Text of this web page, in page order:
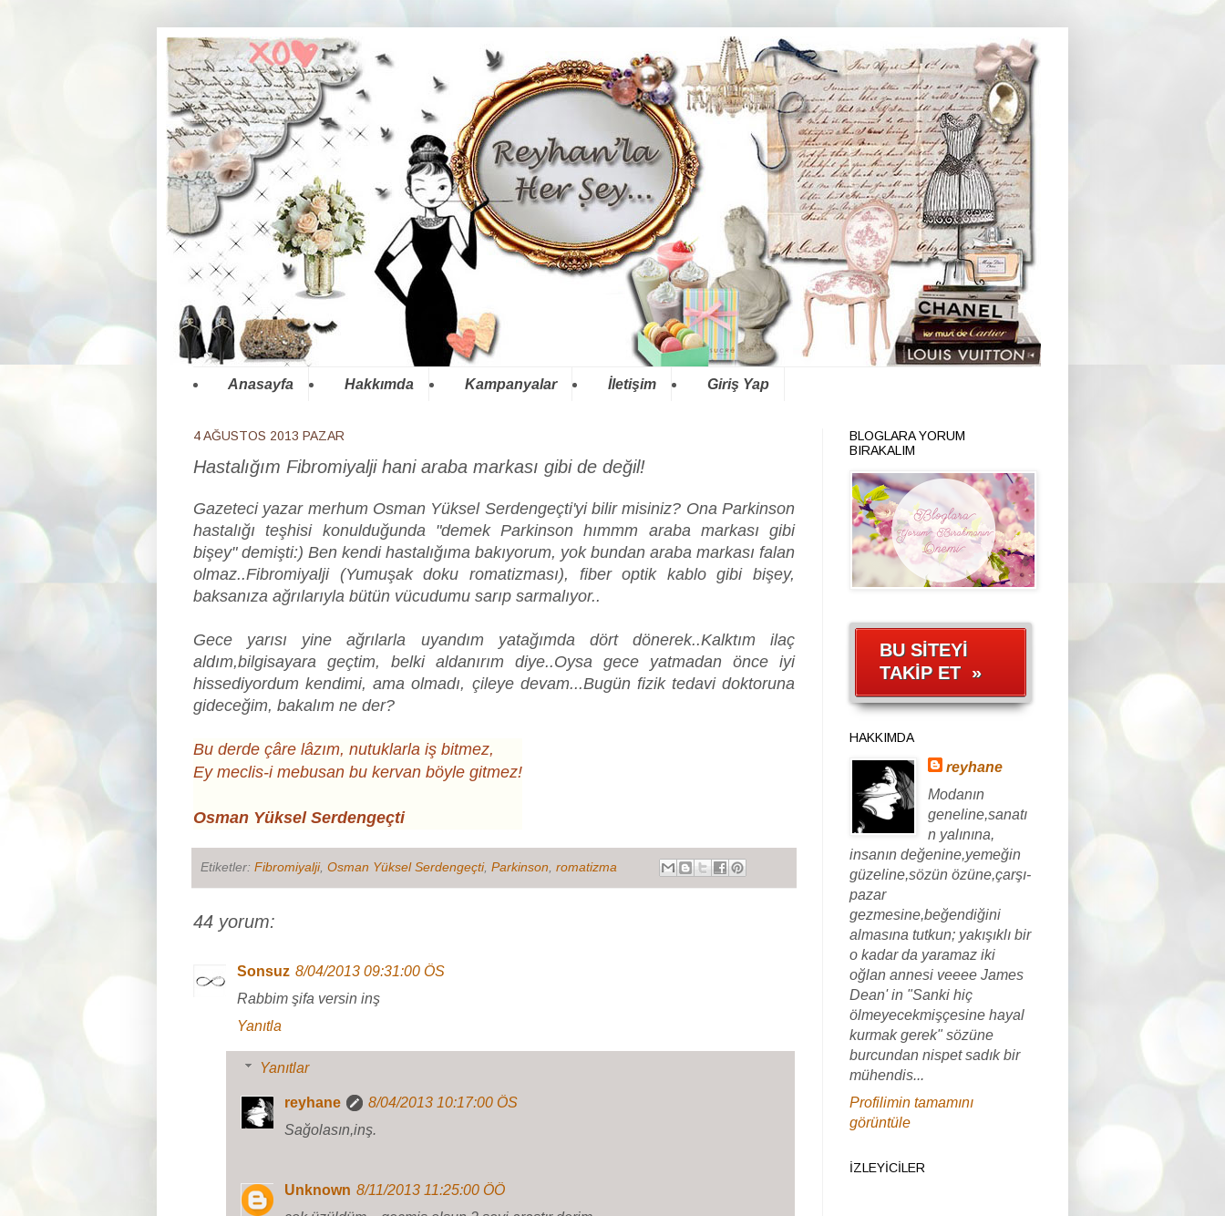
Anasayfa Hakkımda Kampanyalar İletişim Giriş Yap
4 AĞUSTOS 2013 PAZAR
Hastalığım Fibromiyalji hani araba markası gibi de değil!
Gazeteci yazar merhum Osman Yüksel Serdengeçti'yi bilir misiniz? Ona Parkinson
hastalığı teşhisi konulduğunda "demek Parkinson hımmm araba markası gibi
bişey" demişti:) Ben kendi hastalığıma bakıyorum, yok bundan araba markası falan
olmaz..Fibromiyalji (Yumuşak doku romatizması), fiber optik kablo gibi bişey,
baksanıza ağrılarıyla bütün vücudumu sarıp sarmalıyor..
Gece yarısı yine ağrılarla uyandım yatağımda dört dönerek..Kalktım ilaç
aldım,bilgisayara geçtim, belki aldanırım diye..Oysa gece yatmadan önce iyi
hissediyordum kendimi, ama olmadı, çileye devam...Bugün fizik tedavi doktoruna
gideceğim, bakalım ne der?
Bu derde çâre lâzım, nutuklarla iş bitmez,
Ey meclis-i mebusan bu kervan böyle gitmez!
Osman Yüksel Serdengeçti
Etiketler: Fibromiyalji, Osman Yüksel Serdengeçti, Parkinson romatizma
44 yorum:
Sonsuz 8/04/2013 09:31:00 ÖS
Rabbim şifa versin inş
Yanıtla
Yanıtlar
reyhane
8/04/2013 10:17:00 ÖS
Sağolasın,inş.
Unknown 8/11/2013 11:25:00 ÖÖ
BLOGLARA YORUM
BIRAKALIM
BU SİTEYİ
TAKİP ET »
HAKKIMDA
reyhane
Modanın
geneline,sanatı
n yalınına,
insanın değenine,yemeğin
güzeline,sözün özüne,çarşı-
pazar
gezmesine,beğendiğini
almasına tutkun; yakışıklı bir
o kadar da yaramaz iki
oğlan annesi veeee James
Dean' in "Sanki hiç
ölmeyecekmişçesine hayal
kurmak gerek" sözüne
burcundan nispet sadık bir
mühendis...
Profilimin tamamını
görüntüle
İZLEYICILER